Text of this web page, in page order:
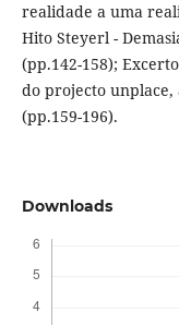
realidade a uma
Hito Steyerl -
(pp.142-158);
do projecto unplace,
(pp.159-196).
Downloads